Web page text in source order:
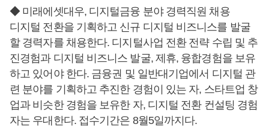
◆ 미래에셋대우, 디지털금융 분야 경력직원 채용
디지털 전환을 기획하고 신규 디지털 비즈니스를 발굴
할 경력자를 채용한다. 디지털사업 전환 전략 수립 및 추
진경험과 디지털 비즈니스 발굴, 제휴, 융합경험을 보유
하고 있어야 한다. 금융권 및 일반대기업에서 디지털 관
련 분야를 기획하고 추진한 경험이 있는 자, 스타트업 창
업과 비슷한 경험을 보유한 자, 디지털 전환 컨설팅 경험
자는 우대한다. 접수기간은 8월5일까지다.